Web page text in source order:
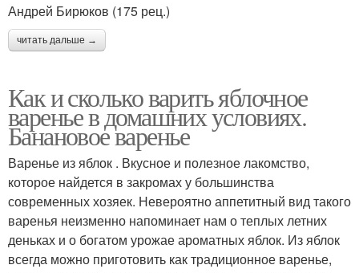
Андрей Бирюков (175 рец.)
читать дальше →
Как и сколько варить яблочное
варенье в домашних условиях.
Банановое варенье
Варенье из яблок . Вкусное и полезное лакомство,
которое найдется в закромах у большинства
современных хозяек. Невероятно аппетитный вид такого
варенья неизменно напоминает нам о теплых летних
деньках и о богатом урожае ароматных яблок. Из яблок
всегда можно приготовить как традиционное варенье,